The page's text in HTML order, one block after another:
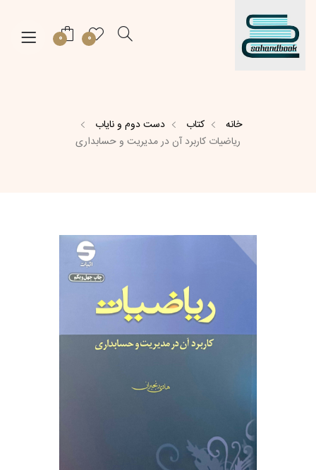
0
0
خانه کتاب
دست دوم و نایاب
ریاضیات کاربرد آن در مدیریت و حسابداری